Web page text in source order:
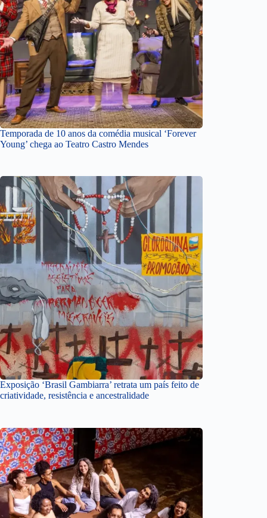
Temporada de 10 anos da comédia musical ‘Forever
Young’ chega ao Teatro Castro Mendes
Exposição ‘Brasil Gambiarra’ retrata um país feito de
criatividade, resistência e ancestralidade